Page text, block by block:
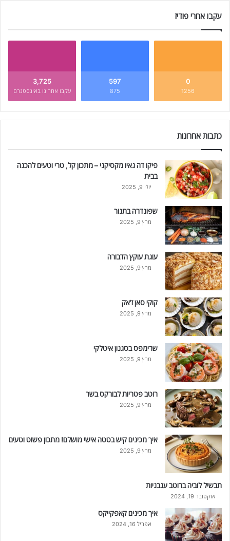
עקבו אחרי פודיז
0
1256
597
875
3,725
עקבו אחרינו באינסטגרם
כתבות אחרונות
פיקו דה גאיו מקסיקני – מתכון קל, טרי וטעים להכנה
בבית
יולי 9, 2025
שפונדרה בתנור
מרץ 9, 2025
עוגת עוקץ הדבורה
מרץ 9, 2025
קוקי סאן ז'אק
מרץ 9, 2025
שרימפס בסגנון איטלקי
מרץ 9, 2025
רוטב פטריות לבורקס בשר
מרץ 9, 2025
איך מכינים קיש בטטה אישי מושלם! מתכון פשוט וטעים
מרץ 9, 2025
תבשיל לוביה ברוטב עגבניות
אוקטובר 19, 2024
איך מכינים קאפקייקס
אפריל 16, 2024